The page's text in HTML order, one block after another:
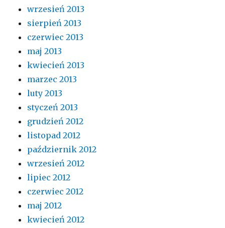
wrzesień 2013
sierpień 2013
czerwiec 2013
maj 2013
kwiecień 2013
marzec 2013
luty 2013
styczeń 2013
grudzień 2012
listopad 2012
październik 2012
wrzesień 2012
lipiec 2012
czerwiec 2012
maj 2012
kwiecień 2012